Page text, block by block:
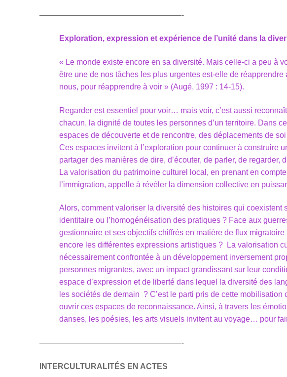
——————————————————-
Exploration, expression et expérience de l’unité dans la
« Le monde existe encore en sa diversité. Mais celle-ci a peu à
être une de nos tâches les plus urgentes est-elle de
nous, pour réapprendre à voir » (Augé, 1997 : 14-15).
Regarder est essentiel pour voir… mais voir, c’est aussi
chacun, la dignité de toutes les personnes d’un territoire. Dans
espaces de découverte et de rencontre, des déplacements de
Ces espaces invitent à l’exploration pour continuer à construire
partager des manières de dire, d’écouter, de parler, de regarder,
La valorisation du patrimoine culturel local, en prenant en compte
l’immigration, appelle à révéler la dimension collective en
Alors, comment valoriser la diversité des histoires qui coexistent
identitaire ou l’homogénéisation des pratiques ? Face aux
gestionnaire et ses objectifs chiffrés en matière de flux
encore les différentes expressions artistiques ? La valorisation
nécessairement confrontée à un développement inversement
personnes migrantes, avec un impact grandissant sur leur
espace d’expression et de liberté dans lequel la diversité des
les sociétés de demain ? C’est le parti pris de cette
ouvrir ces espaces de reconnaissance. Ainsi, à travers les
danses, les poésies, les arts visuels invitent au voyage… pour
——————————————————-
INTERCULTURALITÉS EN ACTES